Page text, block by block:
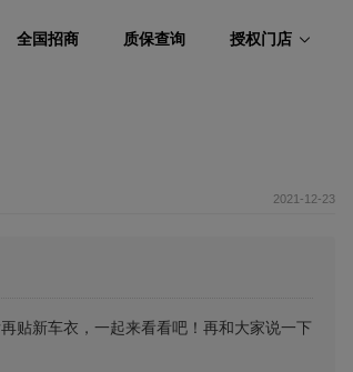
全国招商 质保查询 授权门店
2021-12-23
贴新车衣，一起来看看吧！再和大家说一下